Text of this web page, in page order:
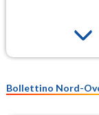
Bollettino Nord-